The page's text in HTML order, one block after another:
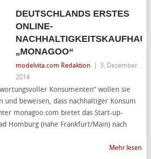
DEUTSCHLANDS ERSTES
ONLINE-
„MONAGOO“
modelvita.com Redaktion
3. Dezember
2014
Konsumenten“ wollen sie
und beweisen, dass nachhaltiger Konsum
monagoo.com bietet das Start-up-
Homburg (nahe Frankfurt/Main) nach
Mehr lesen